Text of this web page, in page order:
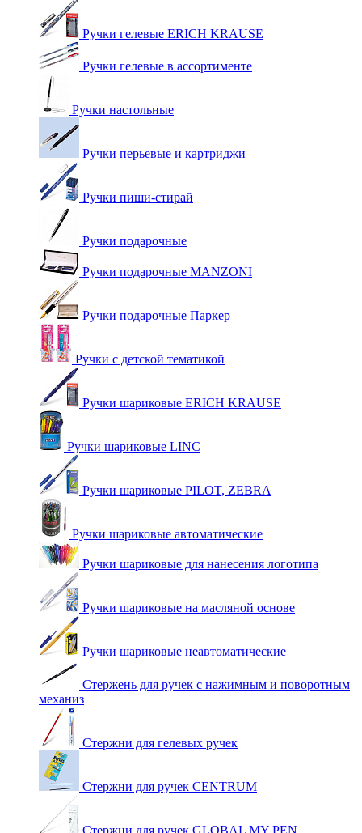
Ручки гелевые ERICH KRAUSE
Ручки гелевые в ассортименте
Ручки настольные
Ручки перьевые и картриджи
Ручки пиши-стирай
Ручки подарочные
Ручки подарочные MANZONI
Ручки подарочные Паркер
Ручки с детской тематикой
Ручки шариковые ERICH KRAUSE
Ручки шариковые LINC
Ручки шариковые PILOT, ZEBRA
Ручки шариковые автоматические
Ручки шариковые для нанесения логотипа
Ручки шариковые на масляной основе
Ручки шариковые неавтоматические
Стержень для ручек с нажимным и поворотным
механиз
Стержни для гелевых ручек
Стержни для ручек CENTRUM
Стержни для ручек GLOBAL MY PEN